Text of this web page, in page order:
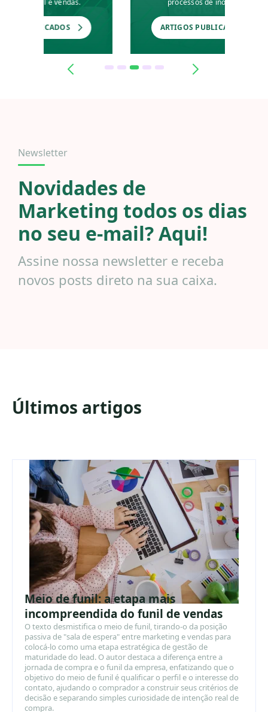
digital e vendas.
PUBLICADOS
processos de inovação.
ARTIGOS PUBLICADOS
Newsletter
Novidades de
Marketing todos os dias
no seu e-mail? Aqui!
Assine nossa newsletter e receba
novos posts direto na sua caixa.
Últimos artigos
Meio de funil: a etapa mais
incompreendida do funil de vendas
O texto desmistifica o meio de funil, tirando-o da posição
passiva de "sala de espera" entre marketing e vendas para
colocá-lo como uma etapa estratégica de gestão de
maturidade do lead. O autor destaca a diferença entre a
jornada de compra e o funil da empresa, enfatizando que o
objetivo do meio de funil é qualificar o perfil e o interesse do
contato, ajudando o comprador a construir seus critérios de
decisão e separando simples curiosidade de intenção real de
compra.